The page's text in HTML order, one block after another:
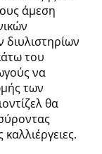
άμεση
του
να
των
θα
καλλιέργειες.